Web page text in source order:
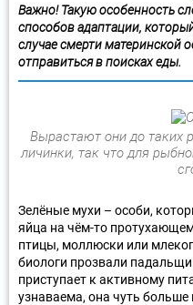
Важно! Такую особенность
способов адаптации,
случае смерти материнской
отправиться в поисках еды.
Вырастают они до таких
личинки, так что для
Зелёные мухи – особи,
яйца на чём-то
птицы, моллюски или
биологи прозвали
приступает к активному
узнаваема, она чуть